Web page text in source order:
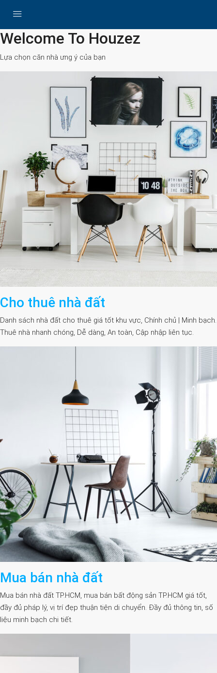
Search
Welcome To Houzez
Lựa chọn căn nhà ưng ý của bạn
Cho thuê nhà đất
Danh sách nhà đất cho thuê giá tốt khu vực, Chính chủ | Minh bạch.
Thuê nhà nhanh chóng, Dễ dàng, An toàn, Cập nhập liên tục.
Mua bán nhà đất
Mua bán nhà đất TP.HCM, mua bán bất động sản TP.HCM giá tốt,
đầy đủ pháp lý, vị trí đẹp thuận tiện di chuyển. Đầy đủ thông tin, số
liệu minh bạch chi tiết.